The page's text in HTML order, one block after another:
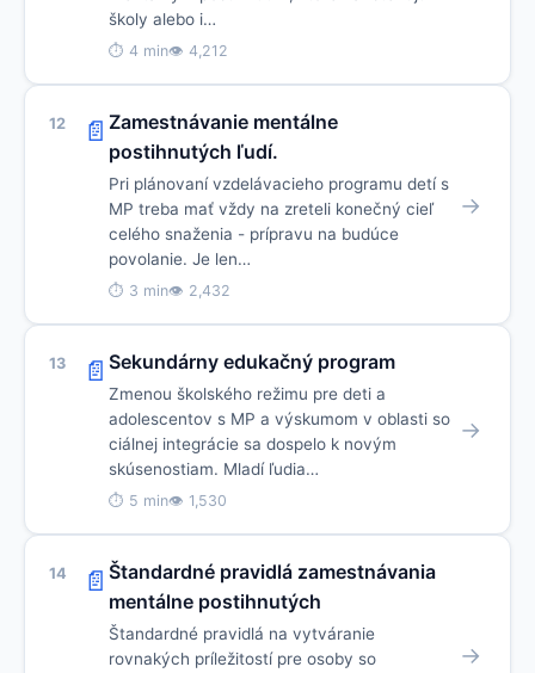
školy alebo i…
⏱ 4 min👁 4,212
12 📄 Zamestnávanie mentálne
postihnutých ľudí.
Pri plánovaní vzdelávacieho programu detí s
MP treba mať vždy na zreteli konečný cieľ
celého snaženia - prípravu na budúce
povolanie. Je len…
⏱ 3 min👁 2,432
→
13 📄 Sekundárny edukačný program
Zmenou školského režimu pre deti a
adolescentov s MP a výskumom v oblasti so
ciálnej integrácie sa dospelo k novým
skúsenostiam. Mladí ľudia…
⏱ 5 min👁 1,530
→
14 📄 Štandardné pravidlá zamestnávania
mentálne postihnutých
Štandardné pravidlá na vytváranie
rovnakých príležitostí pre osoby so
→